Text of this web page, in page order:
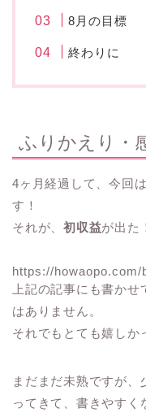
8月の目標
終わりに
ふりかえり・
4ヶ月経過して、今回
す！
それが、初収益が出た
https://howaopo.com/
上記の記事にも書か
はありません。
それでもとても嬉しか
まだまだ未熟ですが
ってきて、書きやすく